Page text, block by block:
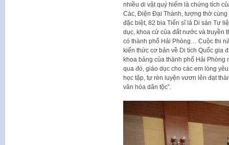
nhiều di vật quý hiếm là chứng tích
Các, Điện Đại Thành, tượng thờ
đặc biệt, 82 bia Tiến sĩ là Di sản Tư
dục, khoa cử của đất nước và truyền
có thành phố Hải Phòng… Cuộc thi
kiến thức cơ bản về Di tích Quốc gia
khoa bảng của thành phố Hải
qua đó, giáo dục cho các em lòng
học tập, tự rèn luyện vươn lên đạt
văn hóa dân tộc”.